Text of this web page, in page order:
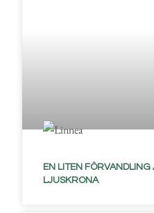
EN LITEN FÖRVANDLING
LJUSKRONA